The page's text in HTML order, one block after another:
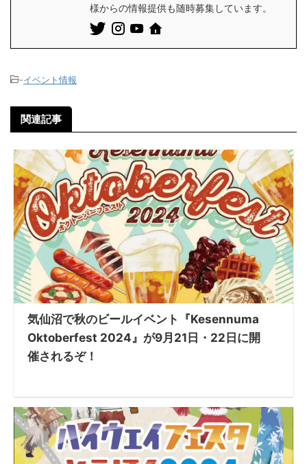
様からの情報提供も随時募集しています。
-イベント情報
関連記事
気仙沼で秋のビールイベント『Kesennuma
Oktoberfest 2024』が9月21日・22日に開
催されるぞ！